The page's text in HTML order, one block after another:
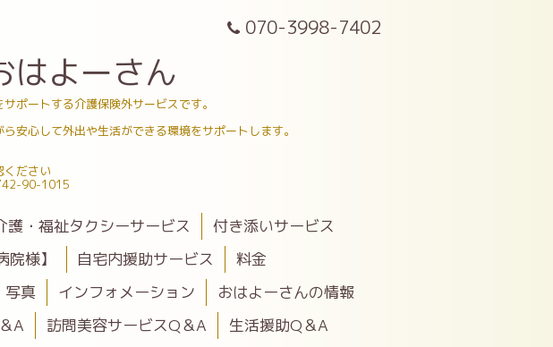
070-3998-7402
はよーさん
ポートする介護保険外サービスです。
安心して外出や生活ができる環境をサポートします。
ください
90-1015
護・福祉タクシーサービス
付き添いサービス
様】 自宅内援助サービス
料金
写真 インフォメーション
おはよーさんの情報
A 訪問美容サービスQ＆A
生活援助Q＆A